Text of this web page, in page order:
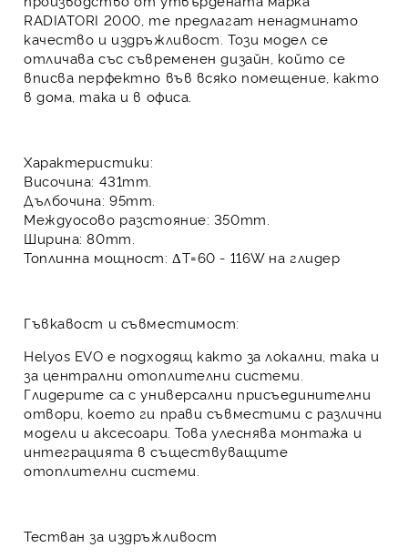
RADIATORI 2000 , те предлагат ненадминато
качество и издръжливост. Този модел се
отличава съссъвременен дизайн , който се
вписва перфектно във всяко помещение, както
в дома, така и в офиса.
Характеристики:
Височина: 431mm.
Дълбочина: 95mm.
Междуосово разстояние: 350mm.
Ширина: 80mm.
Топлинна мощност: ΔT=60 - 116W на глидер
Гъвкавост и съвместимост:
Helyos EVO е подходящ както за локални, така и
за централни отоплителни системи.
Глидерите са суниверсални присъединителни
отвори , което ги прави съвместими с различни
модели и аксесоари. Това улеснява монтажа и
интеграцията в съществуващите
отоплителни системи.
Тестван за издръжливост